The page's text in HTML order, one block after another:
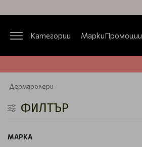
Категории МаркиПромоции
Дермаролери
ФИЛТЪР
МАРКА